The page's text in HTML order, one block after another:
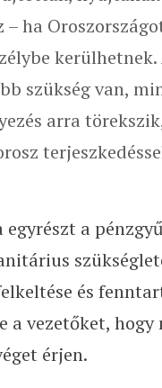
ha
kerülhetnek.
szükség van,
arra
egyrészt a
és
a vezetőket,
érjen.